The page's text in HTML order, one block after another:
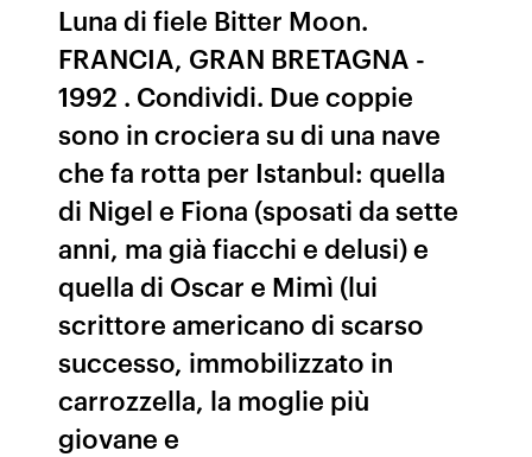
Luna di fiele Bitter Moon.
FRANCIA, GRAN BRETAGNA -
1992 . Condividi. Due coppie
sono in crociera su di una nave
che fa rotta per Istanbul: quella
di Nigel e Fiona (sposati da sette
anni, ma già fiacchi e delusi) e
quella di Oscar e Mimì (lui
scrittore americano di scarso
successo, immobilizzato in
carrozzella, la moglie più
giovane e